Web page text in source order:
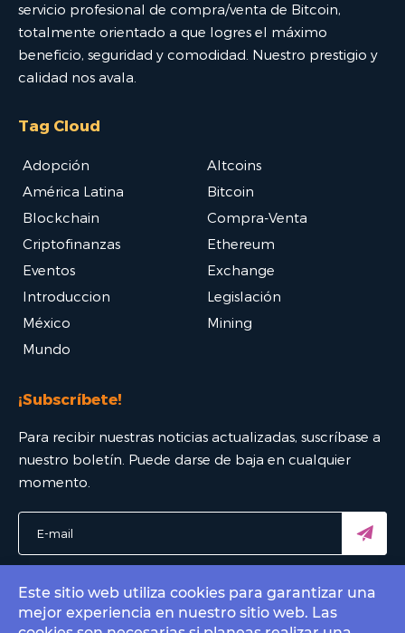
servicio profesional de compra/venta de Bitcoin,
totalmente orientado a que logres el máximo
beneficio, seguridad y comodidad. Nuestro prestigio y
calidad nos avala.
Tag Cloud
Adopción
Altcoins
América Latina
Bitcoin
Blockchain
Compra-Venta
Criptofinanzas
Ethereum
Eventos
Exchange
Introduccion
Legislación
México
Mining
Mundo
¡Subscríbete!
Para recibir nuestras noticias actualizadas, suscríbase a
nuestro boletín. Puede darse de baja en cualquier
momento.
© 2022 Bitcoin Mexico - El mejor portal Bitcoin. All rights
Este sitio web utiliza cookies para garantizar una
mejor experiencia en nuestro sitio web. Las